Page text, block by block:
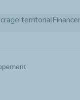
Aller
territorial